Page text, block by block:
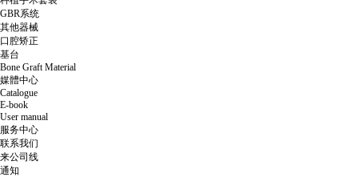
GBR系统
其他器械
口腔矫正
基台
Bone Graft Material
媒體中心
Catalogue
E-book
User manual
服务中心
联系我们
来公司线
通知